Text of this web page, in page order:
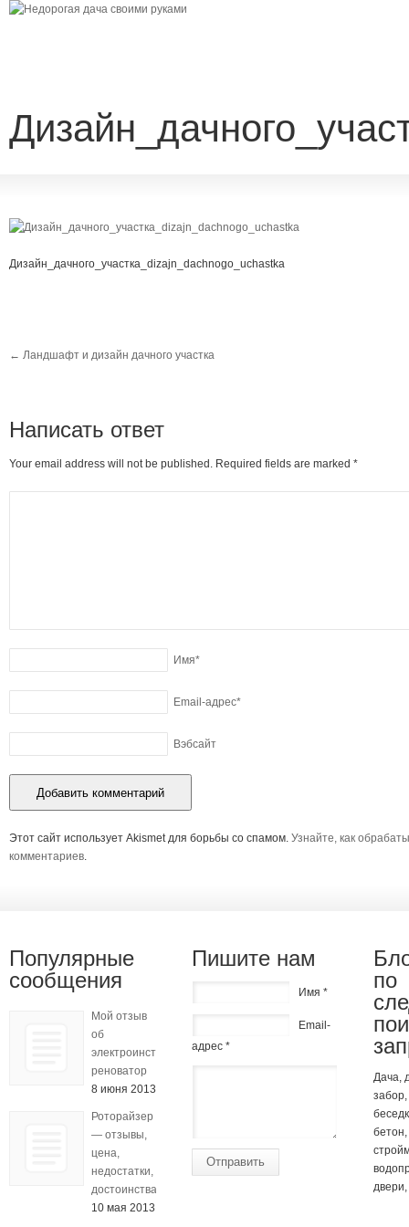
Дизайн_дачного_участка_dizajn_dachnogo_uchastka
← Ландшафт и дизайн дачного участка
Написать ответ
Your email address will not be published. Required fields are marked *
Имя*
Email-адрес*
Вэбсайт
Этот сайт использует Akismet для борьбы со спамом. Узнайте, как
комментариев.
Популярные
сообщения
Мой отзыв
об
электроинструменте
реноватор
8 июня 2013
Роторайзер
— отзывы,
цена,
недостатки,
достоинства
10 мая 2013
Пишите нам
Имя *
Email-
адрес *
Отправить
по
Дача,
забор,